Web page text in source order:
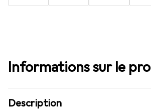
Informations sur le
Description